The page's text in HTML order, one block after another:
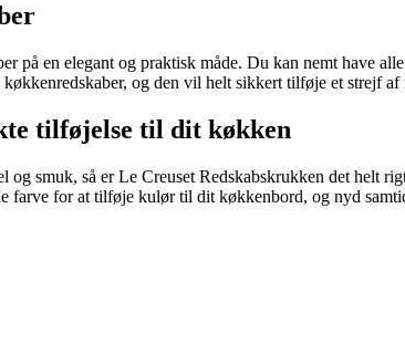
på en elegant og praktisk måde. Du kan nemt have
og den vil helt sikkert tilføje et strejf
tilføjelse til dit køkken
smuk, så er Le Creuset Redskabskrukken det helt
farve for at tilføje kulør til dit køkkenbord, og nyd